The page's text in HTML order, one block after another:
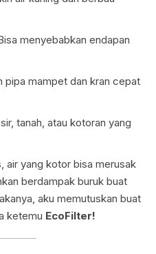
menyebabkan endapan
pipa mampet dan kran cepat
tanah, atau kotoran yang
air yang kotor bisa merusak
berdampak buruk buat
aku memutuskan buat
ketemu EcoFilter!